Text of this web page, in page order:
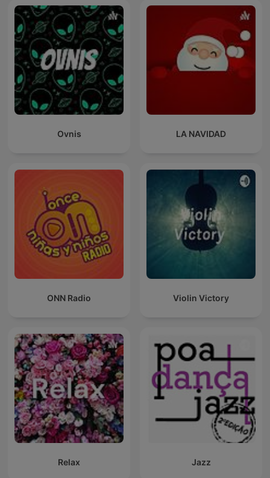
Ovnis LA NAVIDAD
ONN Radio Violin Victory
Relax Jazz